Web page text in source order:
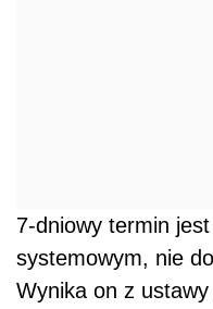
7-dniowy termin
systemowym, nie
Wynika on z